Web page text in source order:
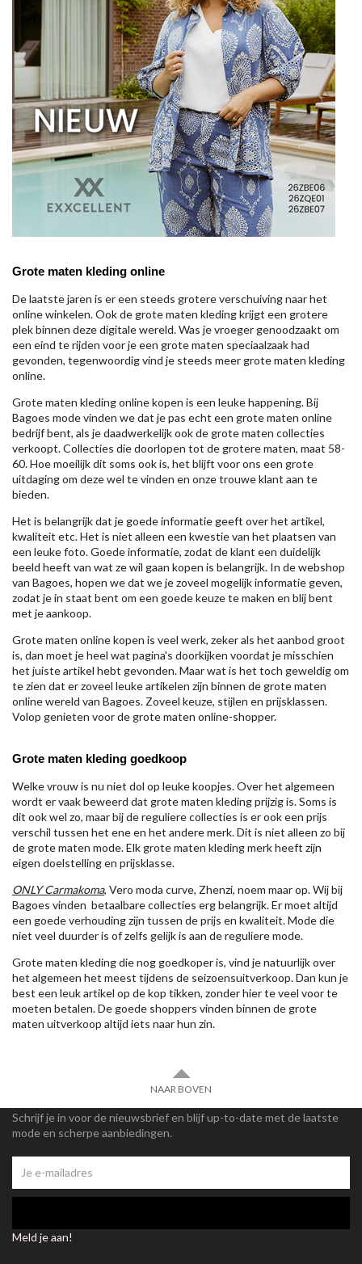
Grote maten kleding online
De laatste jaren is er een steeds grotere verschuiving naar het
online winkelen. Ook de grote maten kleding krijgt een grotere
plek binnen deze digitale wereld. Was je vroeger genoodzaakt om
een eind te rijden voor je een grote maten speciaalzaak had
gevonden, tegenwoordig vind je steeds meer grote maten kleding
online.
Grote maten kleding online kopen is een leuke happening. Bij
Bagoes mode vinden we dat je pas echt een grote maten online
bedrijf bent, als je daadwerkelijk ook de grote maten collecties
verkoopt. Collecties die doorlopen tot de grotere maten, maat 58-
60. Hoe moeilijk dit soms ook is, het blijft voor ons een grote
uitdaging om deze wel te vinden en onze trouwe klant aan te
bieden.
Het is belangrijk dat je goede informatie geeft over het artikel,
kwaliteit etc. Het is niet alleen een kwestie van het plaatsen van
een leuke foto. Goede informatie, zodat de klant een duidelijk
beeld heeft van wat ze wil gaan kopen is belangrijk. In de webshop
van Bagoes, hopen we dat we je zoveel mogelijk informatie geven,
zodat je in staat bent om een goede keuze te maken en blij bent
met je aankoop.
Grote maten online kopen is veel werk, zeker als het aanbod groot
is, dan moet je heel wat pagina's doorkijken voordat je misschien
het juiste artikel hebt gevonden. Maar wat is het toch geweldig om
te zien dat er zoveel leuke artikelen zijn binnen de grote maten
online wereld van Bagoes. Zoveel keuze, stijlen en prijsklassen.
Volop genieten voor de grote maten online-shopper.
Grote maten kleding goedkoop
Welke vrouw is nu niet dol op leuke koopjes. Over het algemeen
wordt er vaak beweerd dat grote maten kleding prijzig is. Soms is
dit ook wel zo, maar bij de reguliere collecties is er ook een prijs
verschil tussen het ene en het andere merk. Dit is niet alleen zo bij
de grote maten mode. Elk grote maten kleding merk heeft zijn
eigen doelstelling en prijsklasse.
ONLY Carmakoma, Vero moda curve, Zhenzi, noem maar op. Wij bij
Bagoes vinden betaalbare collecties erg belangrijk. Er moet altijd
een goede verhouding zijn tussen de prijs en kwaliteit. Mode die
niet veel duurder is of zelfs gelijk is aan de reguliere mode.
Grote maten kleding die nog goedkoper is, vind je natuurlijk over
het algemeen het meest tijdens de seizoensuitverkoop. Dan kun je
best een leuk artikel op de kop tikken, zonder hier te veel voor te
moeten betalen. De goede shoppers vinden binnen de grote
maten uitverkoop altijd iets naar hun zin.
NAAR BOVEN
Schrijf je in voor de nieuwsbrief en blijf up-to-date met de laatste
mode en scherpe aanbiedingen.
Meld je aan!